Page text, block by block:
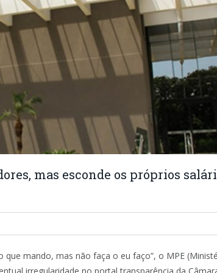
mas esconde os próprios
mando, mas não faça o eu faço”, o MPE